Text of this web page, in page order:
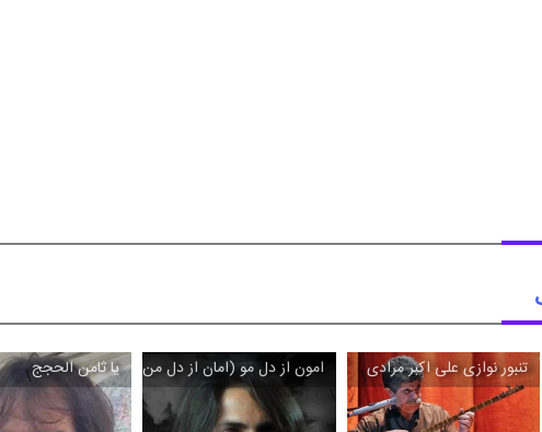
تنبور نوازی علی ‌اکبر مرادی\ امون از دل مو (امان از دل من) یا ثامن الحجج\